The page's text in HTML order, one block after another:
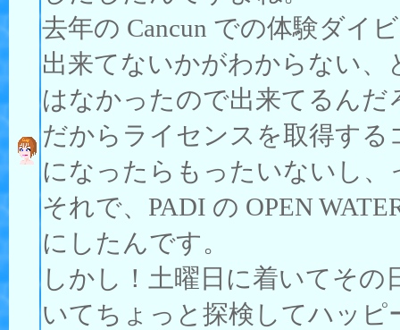
去年の Cancun での体験ダイ
出来てないかがわからない
はなかったので出来てるん
だからライセンスを取得す
になったらもったいないし
それで、PADI の OPEN
にしたんです。
しかし！土曜日に着いてそ
いてちょっと探検してハッ